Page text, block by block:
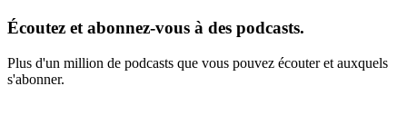
Écoutez et abonnez-vous à des podcasts.
Plus d'un million de podcasts que vous pouvez écouter et auxquels
s'abonner.